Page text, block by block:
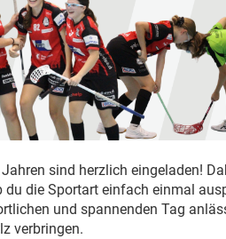
sind herzlich eingeladen!
du die Sportart einfach einmal
und spannenden Tag
verbringen.